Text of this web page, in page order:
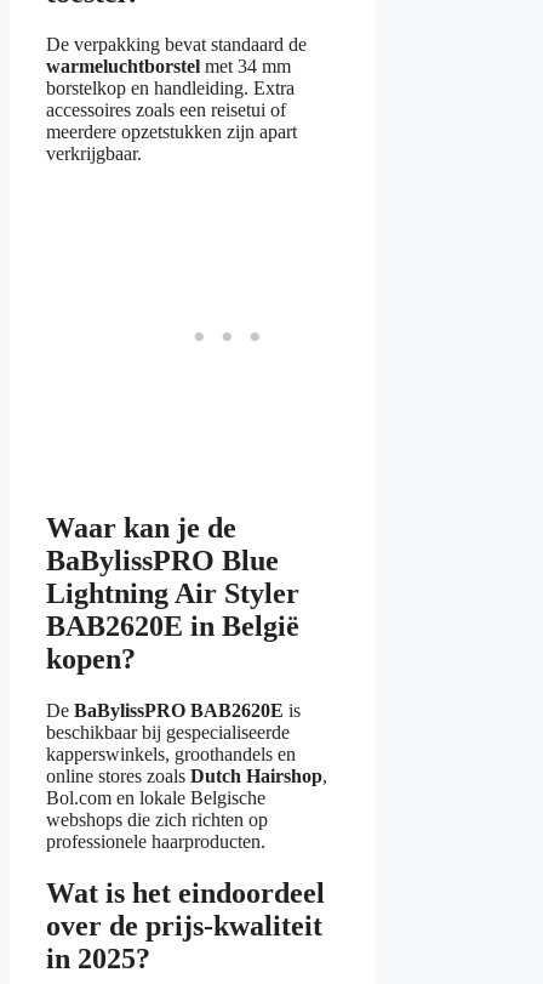
De verpakking bevat standaard de
warmeluchtborstel met 34 mm
borstelkop en handleiding. Extra
accessoires zoals een reisetui of
meerdere opzetstukken zijn apart
verkrijgbaar.
Waar kan je de
BaBylissPRO Blue
Lightning Air Styler
BAB2620E in België
kopen?
De BaBylissPRO BAB2620E is
beschikbaar bij gespecialiseerde
kapperswinkels, groothandels en
online stores zoals Dutch Hairshop,
Bol.com en lokale Belgische
webshops die zich richten op
professionele haarproducten.
Wat is het eindoordeel
over de prijs-kwaliteit
in 2025?